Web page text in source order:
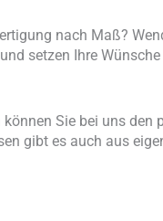
nach Maß?
setzen Ihre
Sie bei uns den
gibt es auch aus